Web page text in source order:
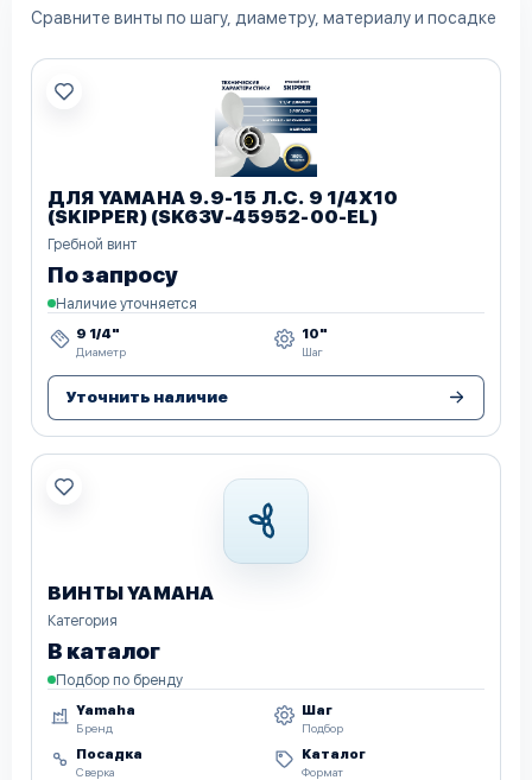
Сравните винты по шагу, диаметру, материалу и посадке
ДЛЯ YAMAHA 9.9-15 Л.С. 9 1/4Х10
(SKIPPER) (SK63V-45952-00-EL)
Гребной винт
По запросу
Наличие уточняется
9 1/4"
Диаметр
10"
Шаг
Уточнить наличие
ВИНТЫ YAMAHA
Категория
В каталог
Подбор по бренду
Yamaha
Бренд
Шаг
Подбор
Посадка
Сверка
Каталог
Формат